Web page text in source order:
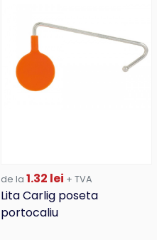
de la 1.32 lei + TVA
Lita Carlig poseta
portocaliu